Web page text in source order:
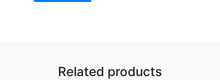
Related products